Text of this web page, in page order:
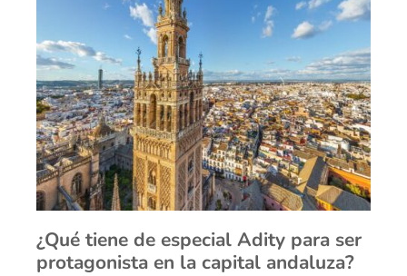
¿Qué tiene de especial Adity para ser
protagonista en la capital andaluza?